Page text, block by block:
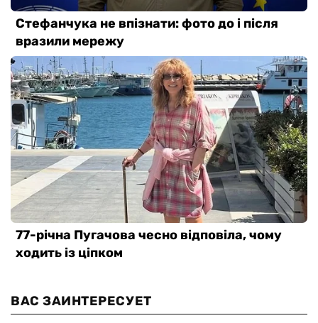
ВАС ЗАИНТЕРЕСУЕТ